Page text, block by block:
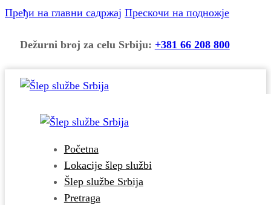
Пређи на главни садржај Прескочи на подножје
Dežurni broj za celu Srbiju: +381 66 208 800
Početna
Lokacije šlep službi
Šlep službe Srbija
Pretraga